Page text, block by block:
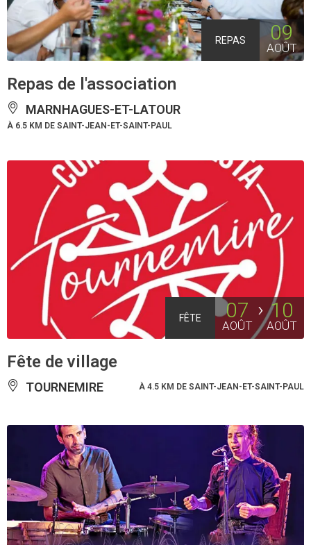
REPAS 09
AOÛT
Repas de l'association
MARNHAGUES-ET-LATOUR
À 6.5 KM DE SAINT-JEAN-ET-SAINT-PAUL
FÊTE 07
AOÛT
10
AOÛT
Fête de village
TOURNEMIRE À 4.5 KM DE SAINT-JEAN-ET-SAINT-PAUL